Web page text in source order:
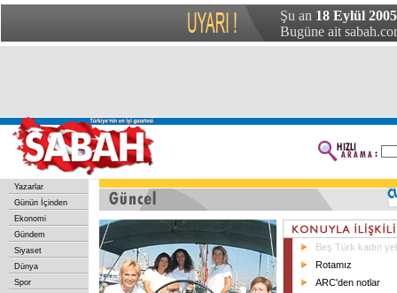
Şu an 18 Eylül
Bugüne ait
Yazarlar
Günün İçinden
Ekonomi
Gündem
Siyaset
Dünya
Spor
Beş Türk kadın
Rotamız
ARC'den notlar